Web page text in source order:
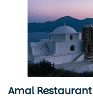
Amal Restaurant